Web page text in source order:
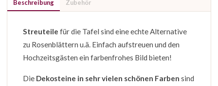
Beschreibung Zubehör
Streuteile für die Tafel sind eine echte Alternative
zu Rosenblättern u.ä. Einfach aufstreuen und den
Hochzeitsgästen ein farbenfrohes Bild bieten!
Die Dekosteine in sehr vielen schönen Farben sind